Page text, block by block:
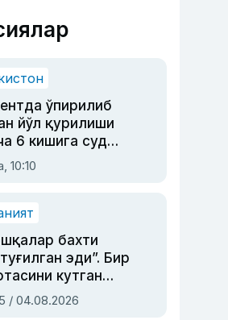
ўпирилиб
йўл қурилиши
6 кишига суд
ўқилди
10:10
бахти
эди”. Бир
кутган
ва дубльяж
Римма
/ 04.08.2026